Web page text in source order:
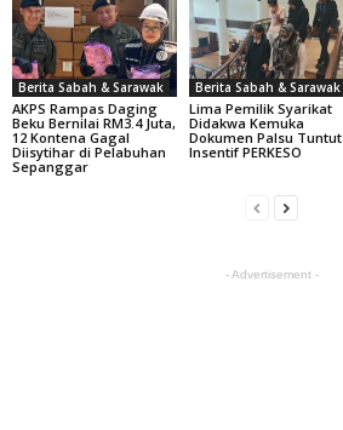
Berita Sabah & Sarawak
AKPS Rampas Daging
Beku Bernilai RM3.4 Juta,
12 Kontena Gagal
Diisytihar di Pelabuhan
Sepanggar
Berita Sabah & Sarawak
Lima Pemilik Syarikat
Didakwa Kemuka
Dokumen Palsu Tuntut
Insentif PERKESO
- Advertisement -